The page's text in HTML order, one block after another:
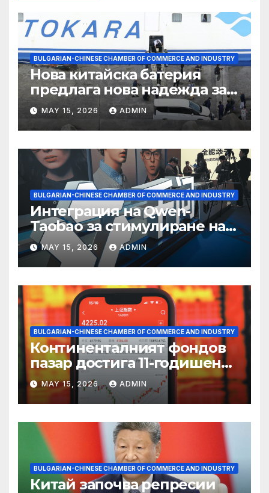
BULGARIAN-CHINESE CHAMBER OF COMMERCE AND INDUSTRY
Нова китайска батерия
предлага нова надежда за
съхранение на водород
MAY 15, 2026 ADMIN
BULGARIAN-CHINESE CHAMBER OF COMMERCE AND INDUSTRY
Интеграция на Qwen-
Taobao за стимулиране на
пазаруването 618
MAY 15, 2026 ADMIN
BULGARIAN-CHINESE CHAMBER OF COMMERCE AND INDUSTRY
Континенталният фондов
пазар достига 11-годишен
връх
MAY 15, 2026 ADMIN
BULGARIAN-CHINESE CHAMBER OF COMMERCE AND INDUSTRY
Китай започва репресии